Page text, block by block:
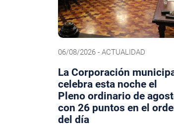
06/08/2026 - ACTUALIDAD
La Corporación
celebra esta noche el
Pleno ordinario de
con 26 puntos en el
del día